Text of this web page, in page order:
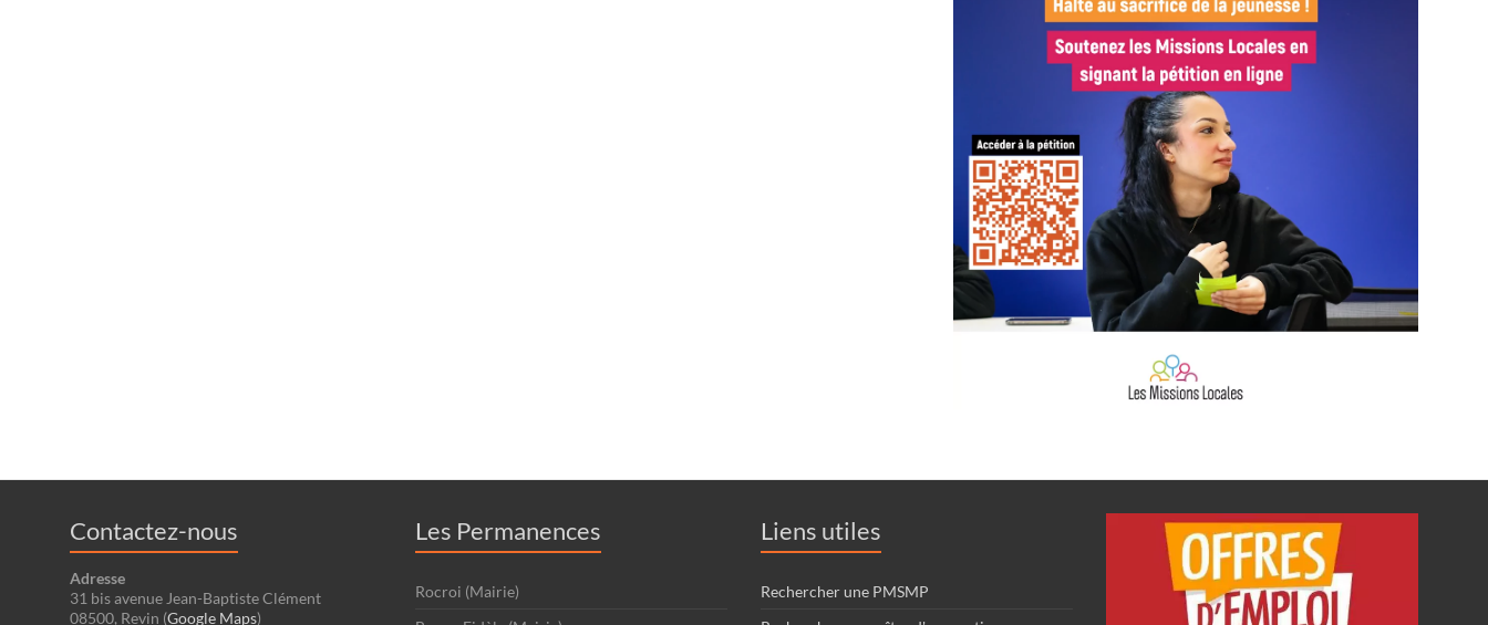
Contactez-nous
Adresse
31 bis avenue Jean-Baptiste Clément
08500, Revin (Google Maps)
Les Permanences
Rocroi (Mairie)
Liens utiles
Rechercher une PMSMP